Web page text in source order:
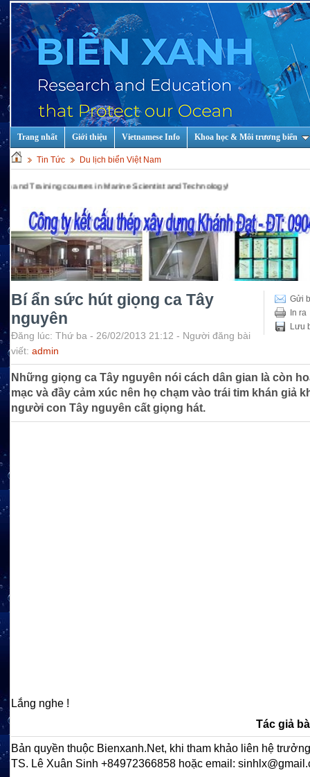
Trang nhất Giới thiệu Vietnamese Info Khoa học & Môi trương biển
Tin Tức Du lịch biển Việt Nam
courses in Marine Scientist and Technology!
Gửi
In ra
Lưu
Bí ẩn sức hút giọng ca Tây
nguyên
Đăng lúc: Thứ ba - 26/02/2013 21:12 - Người đăng bài
viết: admin
Những giọng ca Tây nguyên nói cách dân gian là còn
mạc và đầy cảm xúc nên họ chạm vào trái tim khán giả
người con Tây nguyên cất giọng hát.
Lắng nghe !
Tác giả
Bản quyền thuộc Bienxanh.Net, khi tham khảo liên hệ
TS. Lê Xuân Sinh +84972366858 hoặc email: